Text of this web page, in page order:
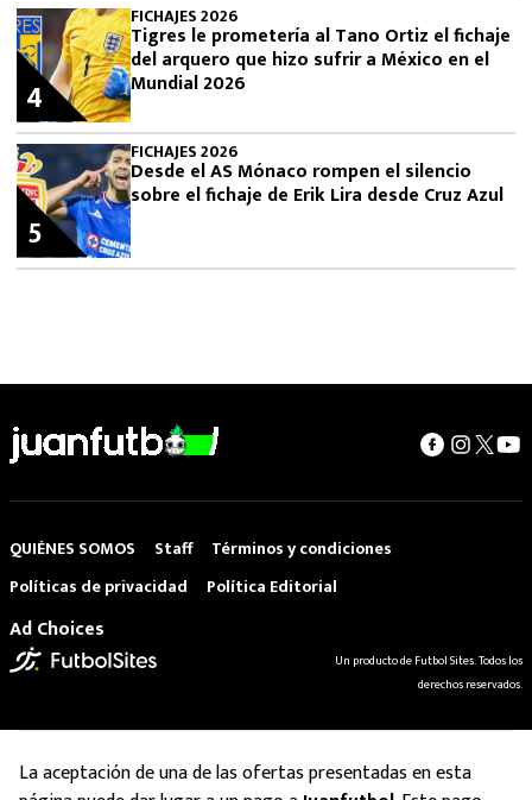
FICHAJES 2026
Tigres le prometería al Tano Ortiz el fichaje
del arquero que hizo sufrir a México en el
Mundial 2026
4
FICHAJES 2026
Desde el AS Mónaco rompen el silencio
sobre el fichaje de Erik Lira desde Cruz Azul
5
QUIÉNES SOMOS Staff
Términos y condiciones
Políticas de privacidad
Política Editorial
Ad Choices
Un producto de Futbol Sites. Todos los
derechos reservados.
La aceptación de una de las ofertas presentadas en esta